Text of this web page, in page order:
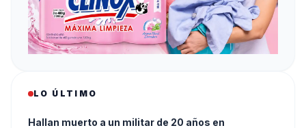
LO ÚLTIMO
Hallan muerto a un militar de 20 años en